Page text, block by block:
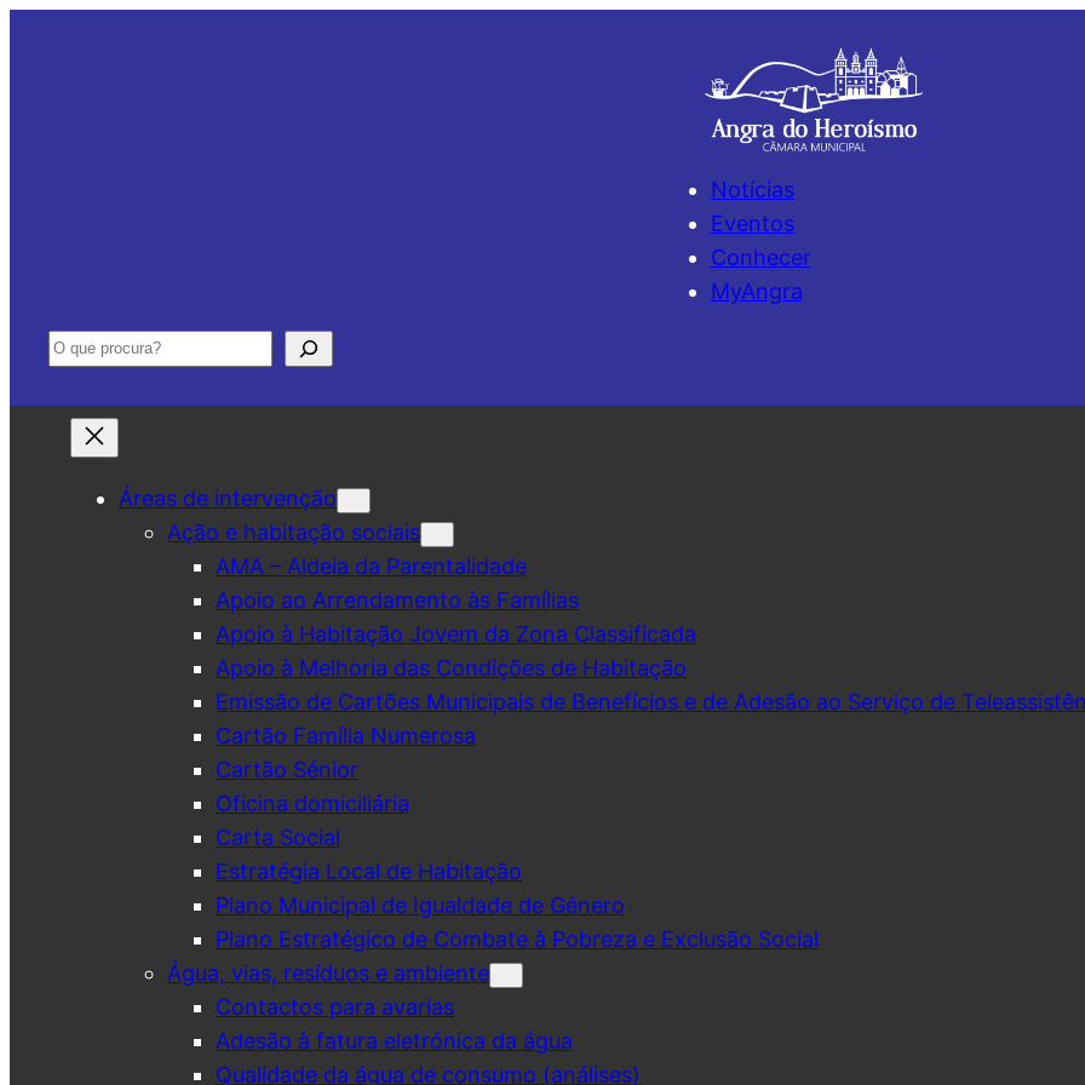
Notícias
Eventos
Conhecer
MyAngra
Pesquisar
Áreas de intervenção
Ação e habitação sociais
AMA – Aldeia da Parentalidade
Apoio ao Arrendamento às Famílias
Apoio à Habitação Jovem da Zona Classificada
Apoio à Melhoria das Condições de Habitação
Emissão de Cartões Municipais de Benefícios e de Adesão ao Serviço de
Cartão Família Numerosa
Cartão Sénior
Oficina domiciliária
Carta Social
Estratégia Local de Habitação
Plano Municipal de Igualdade de Género
Plano Estratégico de Combate à Pobreza e Exclusão Social
Água, vias, resíduos e ambiente
Contactos para avarias
Adesão à fatura eletrónica da água
Qualidade da água de consumo (análises)